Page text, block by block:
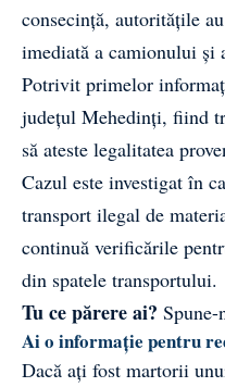
consecință, autoritățile
imediată a camionului și
Potrivit primelor
județul Mehedinți, fiind
să ateste legalitatea
Cazul este investigat în
transport ilegal de
continuă verificările
din spatele transportului.
Tu ce părere ai?
Ai o informație pentru
Dacă ați fost martorii